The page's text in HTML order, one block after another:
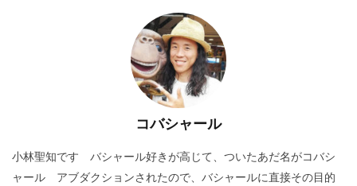
コバシャール
小林聖知です バシャール好きが高じて、ついたあだ名がコバシ
ャール アブダクションされたので、バシャールに直接その目的